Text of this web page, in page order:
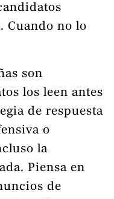
Cuando no lo
son
los leen antes
de respuesta
o
la
Piensa en
de